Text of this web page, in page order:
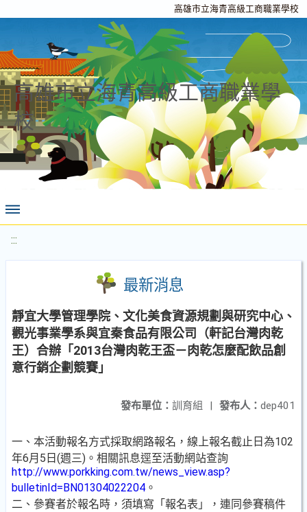
高雄市立海青高級工商職業學校
高雄市立海青高級工商職業學
校
:::
最新消息
靜宜大學管理學院、文化美食資源規劃與研究中心、
觀光事業學系與宜秦食品有限公司（軒記台灣肉乾
王）合辦「2013台灣肉乾王盃－肉乾怎麼配飲品創
意行銷企劃競賽」
發布人： dep401
發布單位： 訓育組 |
一、本活動報名方式採取網路報名，線上報名截止日為102
年6月5日(週三)。相關訊息逕至活動網站查詢
http://www.porkking.com.tw/news_view.asp?
bulletinId=BN01304022204 。
二、參賽者於報名時，須填寫「報名表」，連同參賽稿件